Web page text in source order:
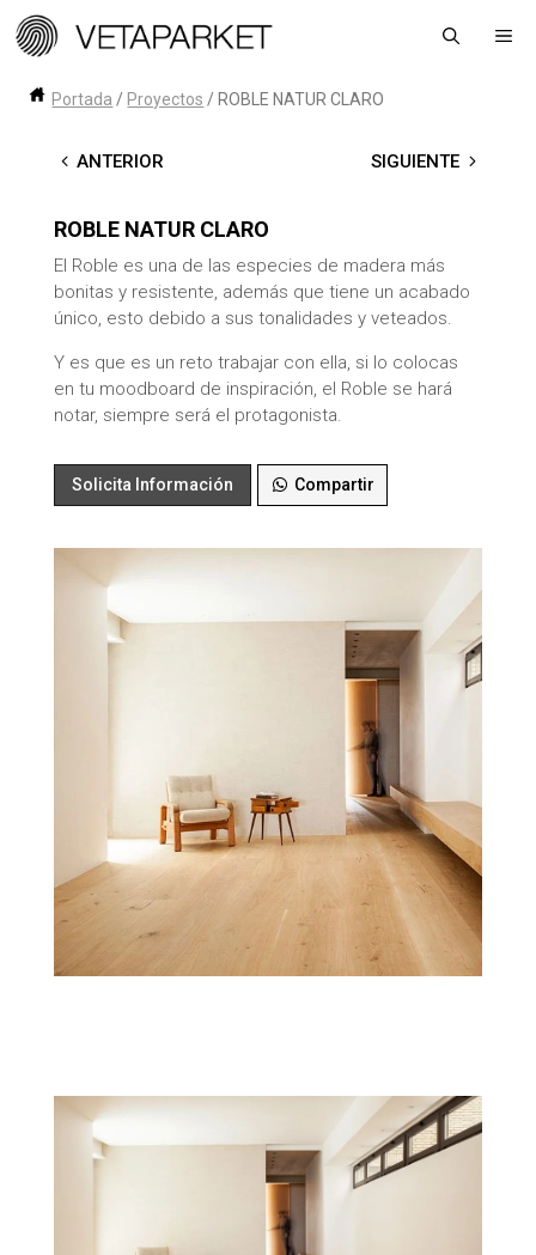
Saltar
contenido
Portada / Proyectos / ROBLE NATUR CLARO
← ANTERIOR SIGUIENTE →
ROBLE NATUR CLARO
El Roble es una de las especies de madera más
bonitas y resistente, además que tiene un acabado
único, esto debido a sus tonalidades y veteados.
Y es que es un reto trabajar con ella, si lo colocas
en tu moodboard de inspiración, el Roble se hará
notar, siempre será el protagonista.
Solicita Información Compartir